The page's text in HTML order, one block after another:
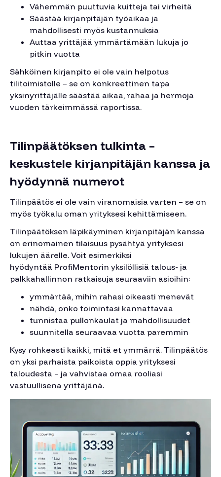
Vähemmän puuttuvia kuitteja tai virheitä
Säästää kirjanpitäjän työaikaa ja
mahdollisesti myös kustannuksia
Auttaa yrittäjää ymmärtämään lukuja jo
pitkin vuotta
Sähköinen kirjanpito ei ole vain helpotus
tilitoimistolle – se on konkreettinen tapa
yksinyrittäjälle säästää aikaa, rahaa ja hermoja
vuoden tärkeimmässä raportissa.
Tilinpäätöksen tulkinta –
keskustele kirjanpitäjän kanssa ja
hyödynnä numerot
Tilinpäätös ei ole vain viranomaisia varten – se on
myös työkalu oman yrityksesi kehittämiseen.
Tilinpäätöksen läpikäyminen kirjanpitäjän kanssa
on erinomainen tilaisuus pysähtyä yrityksesi
lukujen äärelle. Voit esimerkiksi
hyödyntää ProfiMentorin yksilöllisiä talous- ja
palkkahallinnon ratkaisuja seuraaviin asioihin:
ymmärtää, mihin rahasi oikeasti menevät
nähdä, onko toimintasi kannattavaa
tunnistaa pullonkaulat ja mahdollisuudet
suunnitella seuraavaa vuotta paremmin
Kysy rohkeasti kaikki, mitä et ymmärrä. Tilinpäätös
on yksi parhaista paikoista oppia yrityksesi
taloudesta – ja vahvistaa omaa rooliasi
vastuullisena yrittäjänä.